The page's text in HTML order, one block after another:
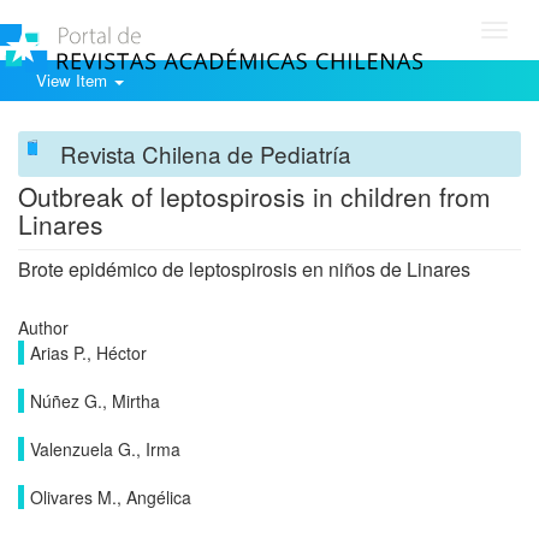
View Item
Revista Chilena de Pediatría
Outbreak of leptospirosis in children from
Linares
Brote epidémico de leptospirosis en niños de Linares
Author
Arias P., Héctor
Núñez G., Mirtha
Valenzuela G., Irma
Olivares M., Angélica